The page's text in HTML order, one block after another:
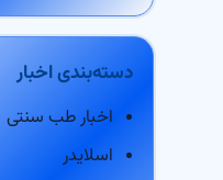
دسته‌بندی اخبار
اخبار طب سنتی
اسلایدر